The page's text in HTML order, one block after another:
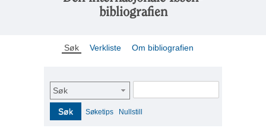
bibliografien
Søk Verkliste Om bibliografien
Søk
Søk Søketips Nullstill